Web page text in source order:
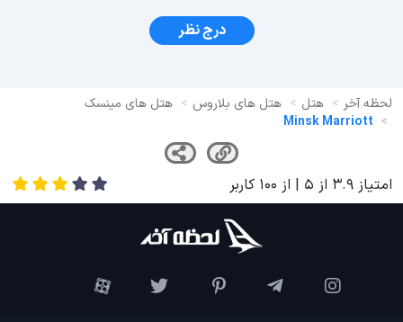
درج نظر
لحظه آخر هتل هتل های بلاروس
هتل های مینسک
Minsk Marriott
امتیاز 3.9 از 5 | از 100 کاربر